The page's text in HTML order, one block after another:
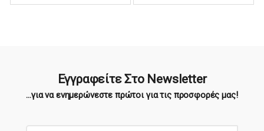
Εγγραφείτε Στο Newsletter
...για να ενημερώνεστε πρώτοι για τις προσφορές μας!